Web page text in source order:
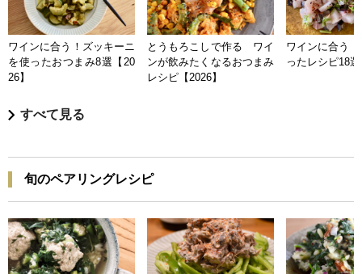
ワインに合う！ズッキーニ
を使ったおつまみ8選【20
26】
とうもろこしで作る ワイ
ンが飲みたくなるおつまみ
レシピ【2026】
ワインに合う
ったレシピ18
すべて見る
旬のペアリングレシピ